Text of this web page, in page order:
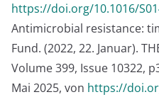
https://doi.org/10.1016/
Antimicrobial resistance:
Fund. (2022, 22. Januar).
Volume 399, Issue 10322,
Mai 2025, von https://